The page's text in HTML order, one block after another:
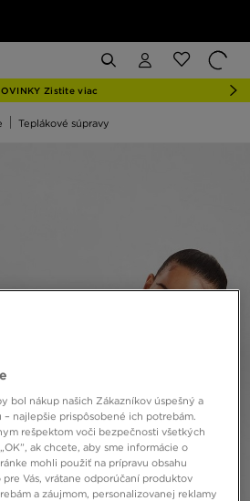
Zistite viac
Teplákové súpravy
bol nákup našich Zákazníkov úspešný a
najlepšie prispôsobené ich potrebám.
rešpektom voči bezpečnosti všetkých
ak chcete, aby sme informácie o
mohli použiť na prípravu obsahu
Vás, vrátane odporúčaní produktov
a záujmom, personalizovanej reklamy